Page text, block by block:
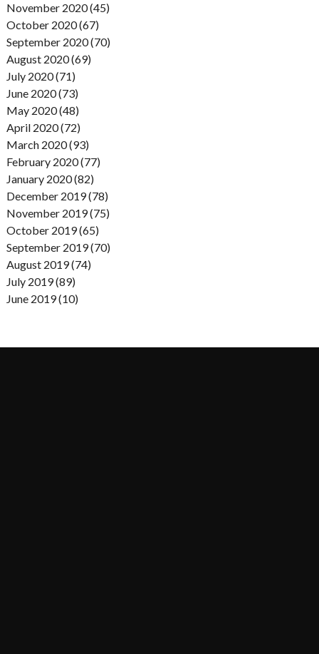
November 2020 (45)
October 2020 (67)
September 2020 (70)
August 2020 (69)
July 2020 (71)
June 2020 (73)
May 2020 (48)
April 2020 (72)
March 2020 (93)
February 2020 (77)
January 2020 (82)
December 2019 (78)
November 2019 (75)
October 2019 (65)
September 2019 (70)
August 2019 (74)
July 2019 (89)
June 2019 (10)